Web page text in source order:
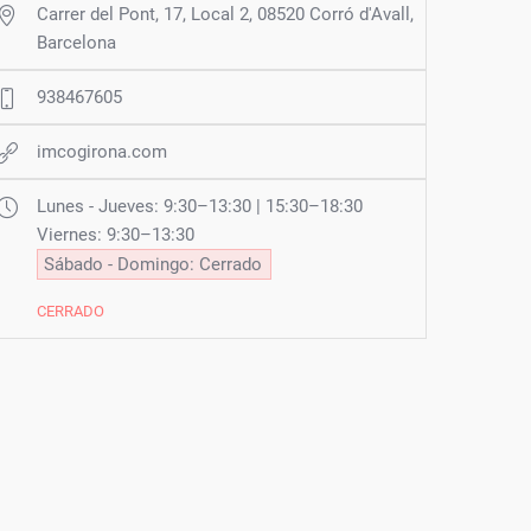
Carrer del Pont, 17, Local 2, 08520 Corró d'Avall,
Barcelona
938467605
imcogirona.com
Lunes - Jueves: 9:30–13:30 | 15:30–18:30
Viernes: 9:30–13:30
Sábado - Domingo: Cerrado
CERRADO